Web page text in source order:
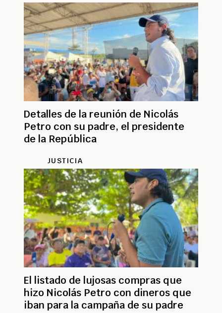
Detalles de la reunión de Nicolás
Petro con su padre, el presidente
de la República
JUSTICIA
El listado de lujosas compras que
hizo Nicolás Petro con dineros que
iban para la campaña de su padre